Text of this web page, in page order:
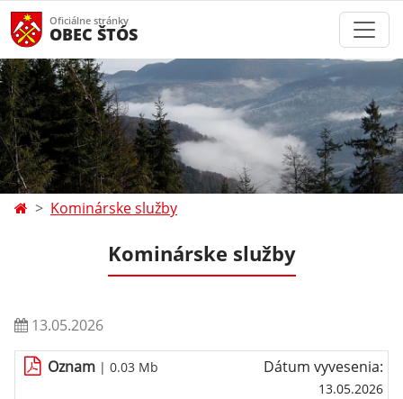
Oficiálne stránky
OBEC ŠTÓS
Kominárske služby
Kominárske služby
13.05.2026
Oznam | 0.03 Mb Dátum vyvesenia:
13.05.2026